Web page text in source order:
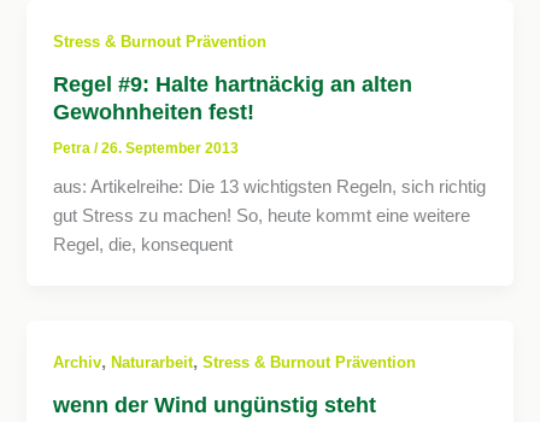
Stress & Burnout Prävention
Regel #9: Halte hartnäckig an alten
Gewohnheiten fest!
Petra/26. September 2013
aus: Artikelreihe: Die 13 wichtigsten Regeln, sich richtig
gut Stress zu machen! So, heute kommt eine weitere
Regel, die, konsequent
Archiv,Naturarbeit,Stress & Burnout Prävention
wenn der Wind ungünstig steht